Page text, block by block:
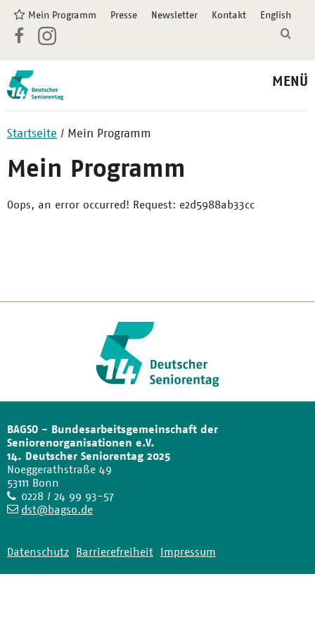
Mein Programm Presse Newsletter Kontakt English
MENÜ
Startseite Mein Programm
Mein Programm
Oops, an error occurred! Request: e2d5988ab33cc
BAGSO - Bundesarbeitsgemeinschaft der
Seniorenorganisationen e.V.
14. Deutscher Seniorentag 2025
Noeggerathstraße 49
53111 Bonn
Telefon
0228 / 24 99 93-57
E- dst@bagso.de
Datenschutz Barrierefreiheit Impressum